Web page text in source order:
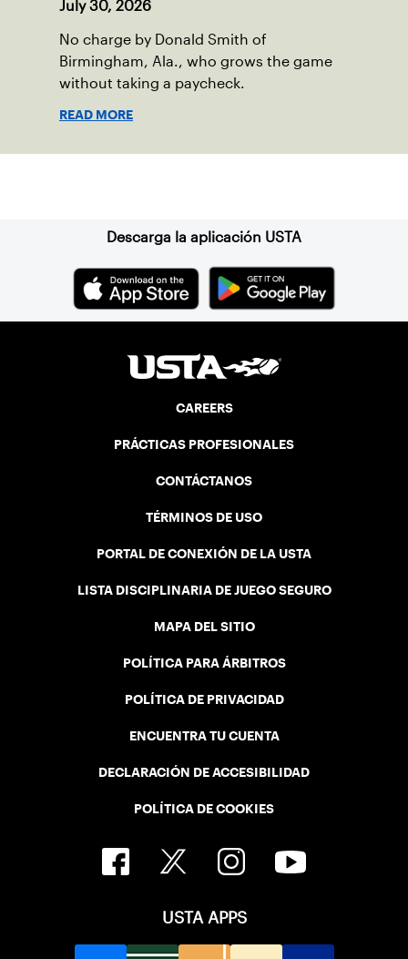
July 30, 2026
No charge by Donald Smith of
Birmingham, Ala., who grows the game
without taking a paycheck.
READ MORE
Descarga la aplicación USTA
CAREERS
PRÁCTICAS PROFESIONALES
CONTÁCTANOS
TÉRMINOS DE USO
PORTAL DE CONEXIÓN DE LA USTA
LISTA DISCIPLINARIA DE JUEGO SEGURO
MAPA DEL SITIO
POLÍTICA PARA ÁRBITROS
POLÍTICA DE PRIVACIDAD
ENCUENTRA TU CUENTA
DECLARACIÓN DE ACCESIBILIDAD
POLÍTICA DE COOKIES
USTA APPS